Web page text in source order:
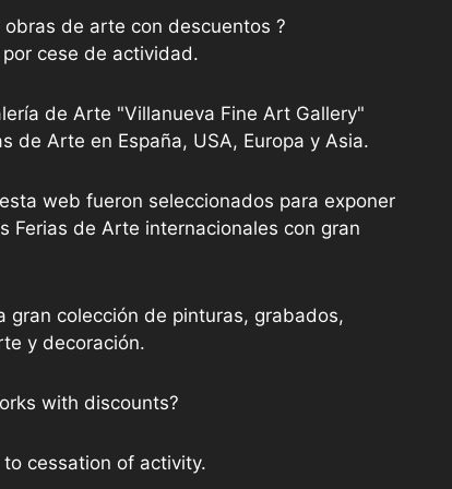
de arte con descuentos ?
cese de actividad.
de Arte "Villanueva Fine Art Gallery"
de Arte en España, USA, Europa y Asia.
web fueron seleccionados para exponer
Ferias de Arte internacionales con gran
gran colección de pinturas, grabados,
y decoración.
with discounts?
cessation of activity.